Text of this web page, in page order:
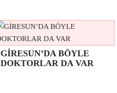
GİRESUN’DA BÖYLE
DOKTORLAR DA VAR